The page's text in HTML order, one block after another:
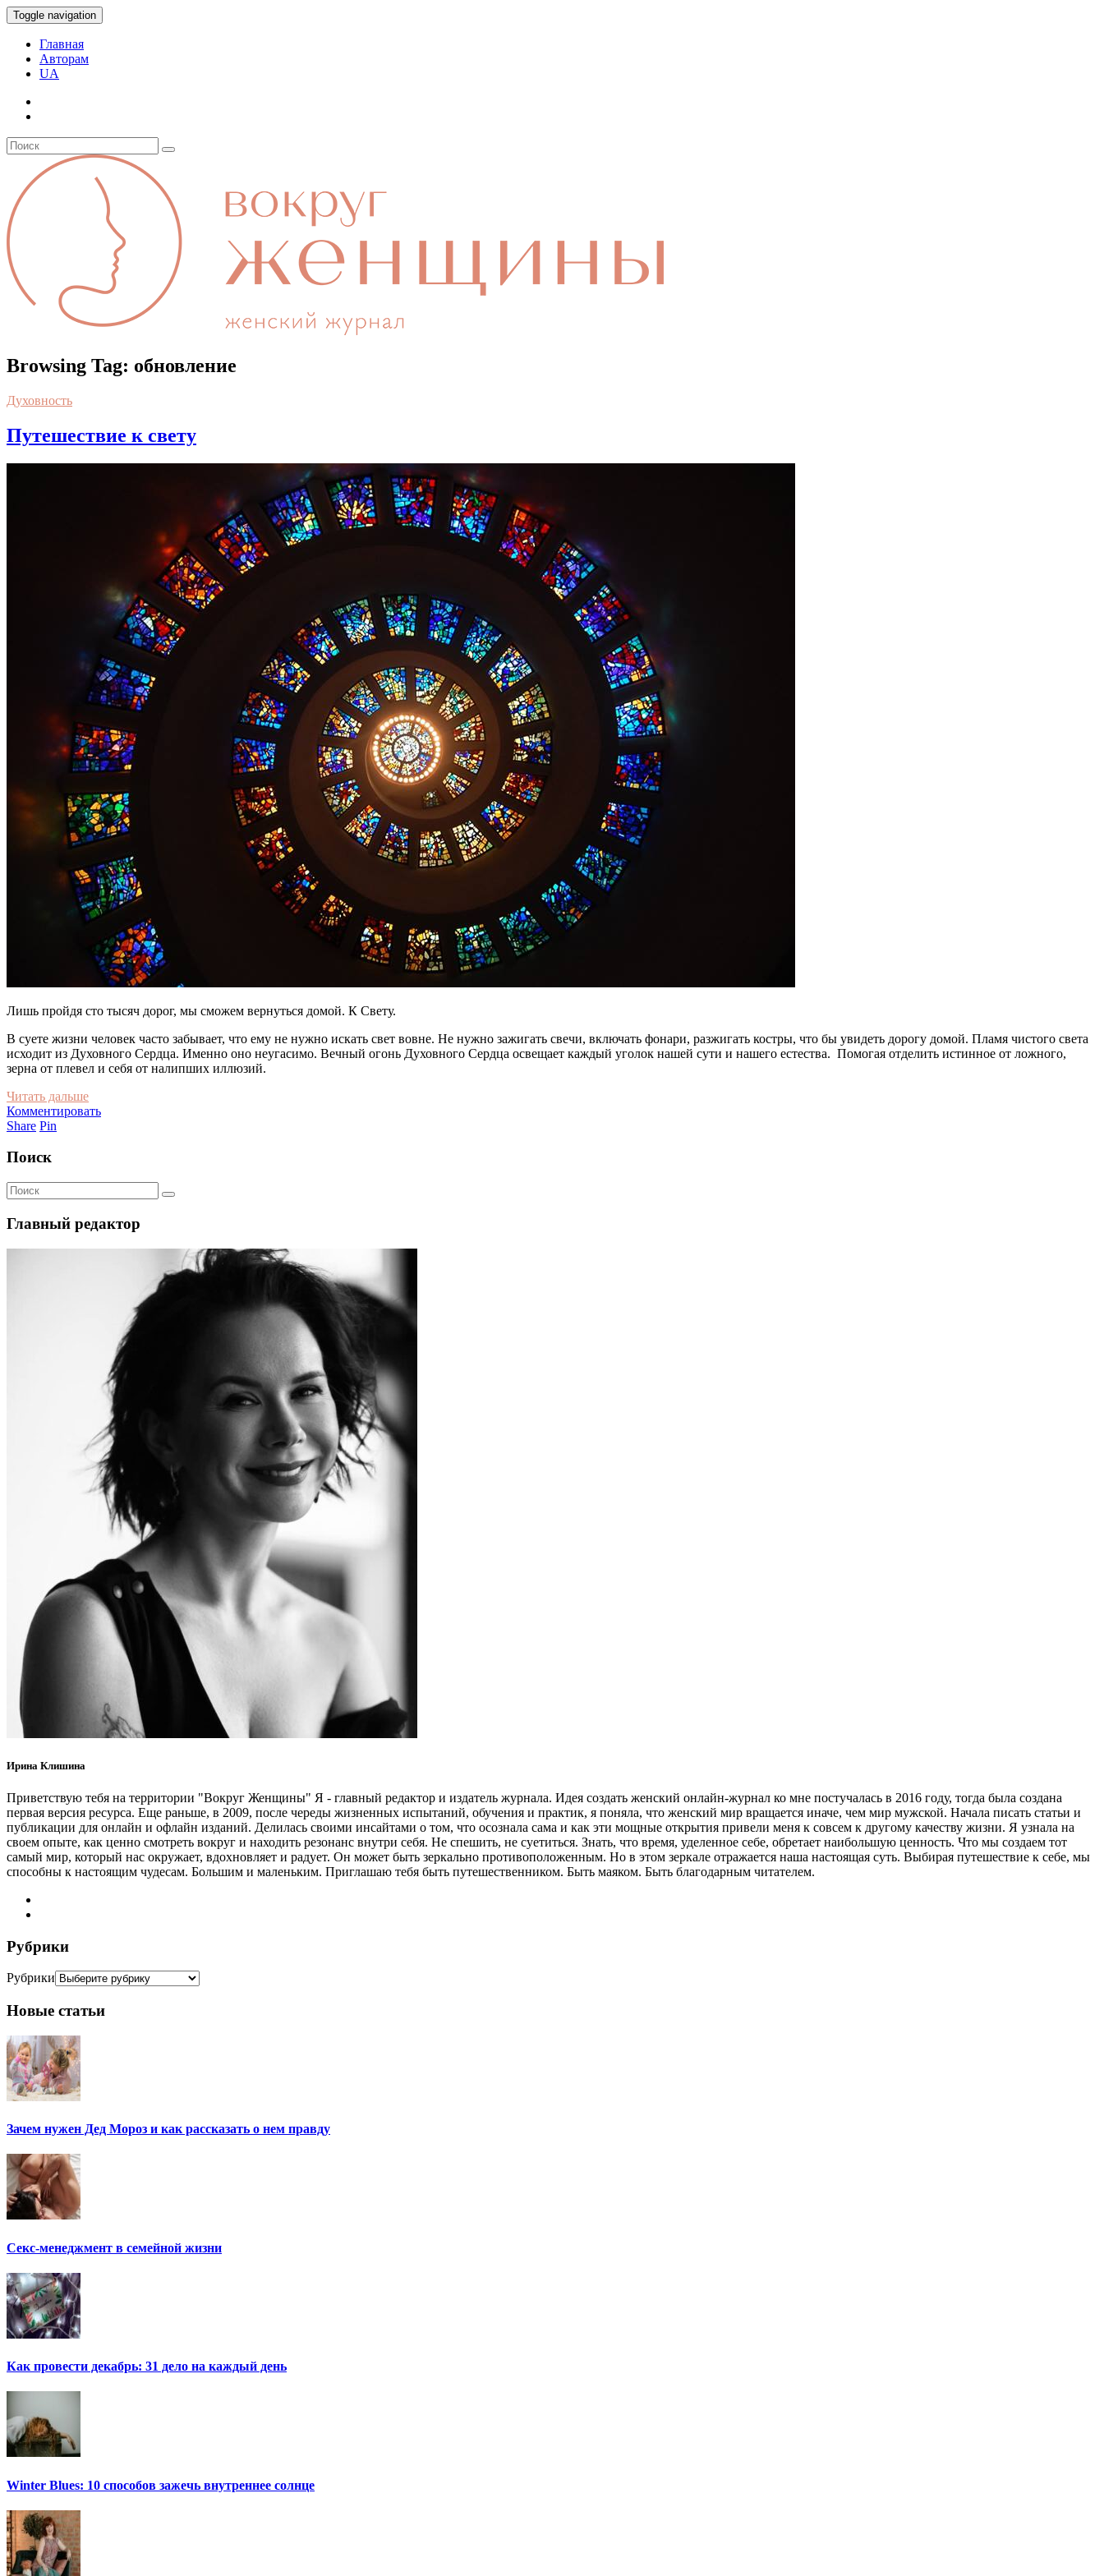
Toggle navigation
Главная
Авторам
UA
Browsing Tag: обновление
Духовность
Путешествие к свету
Лишь пройдя сто тысяч дорог, мы сможем вернуться домой. К Свету.
В суете жизни человек часто забывает, что ему не нужно искать свет вовне. Не нужно зажигать свечи, включать фонари, разжигать костры, что бы увидеть дорогу домой. Пламя чистого света
исходит из Духовного Сердца. Именно оно неугасимо. Вечный огонь Духовного Сердца освещает каждый уголок нашей сути и нашего естества. Помогая отделить истинное от ложного,
зерна от плевел и себя от налипших иллюзий.
Читать дальше
Комментировать
Share Pin
Поиск
Главный редактор
Ирина Клишина
Приветствую тебя на территории "Вокруг Женщины" Я - главный редактор и издатель журнала. Идея создать женский онлайн-журнал ко мне постучалась в 2016 году, тогда была создана
первая версия ресурса. Еще раньше, в 2009, после череды жизненных испытаний, обучения и практик, я поняла, что женский мир вращается иначе, чем мир мужской. Начала писать статьи и
публикации для онлайн и офлайн изданий. Делилась своими инсайтами о том, что осознала сама и как эти мощные открытия привели меня к совсем к другому качеству жизни. Я узнала на
своем опыте, как ценно смотреть вокруг и находить резонанс внутри себя. Не спешить, не суетиться. Знать, что время, уделенное себе, обретает наибольшую ценность. Что мы создаем тот
самый мир, который нас окружает, вдохновляет и радует. Он может быть зеркально противоположенным. Но в этом зеркале отражается наша настоящая суть. Выбирая путешествие к себе, мы
способны к настоящим чудесам. Большим и маленьким. Приглашаю тебя быть путешественником. Быть маяком. Быть благодарным читателем.
Рубрики
Рубрики
Новые статьи
Зачем нужен Дед Мороз и как рассказать о нем правду
Секс-менеджмент в семейной жизни
Как провести декабрь: 31 дело на каждый день
Winter Blues: 10 способов зажечь внутреннее солнце